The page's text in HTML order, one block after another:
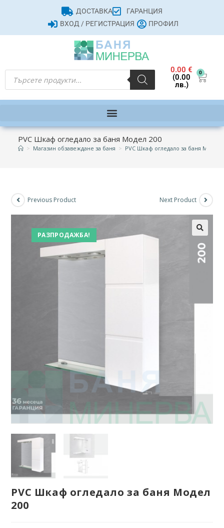
ДОСТАВКА
ГАРАНЦИЯ
ВХОД / РЕГИСТРАЦИЯ
ПРОФИЛ
0.00€
(0.00
лв.)
0
PVC Шкаф огледало за баня Модел 200
> Магазин обзавеждане за баня > PVC Шкаф огледало за баня Модел
РАЗПРОДАЖБА!
Previous Product Next Product
PVC Шкаф огледало за баня Модел
200